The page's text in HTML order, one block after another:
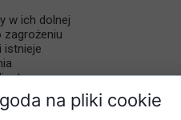
w ich dolnej
istnieje
na pliki cookie